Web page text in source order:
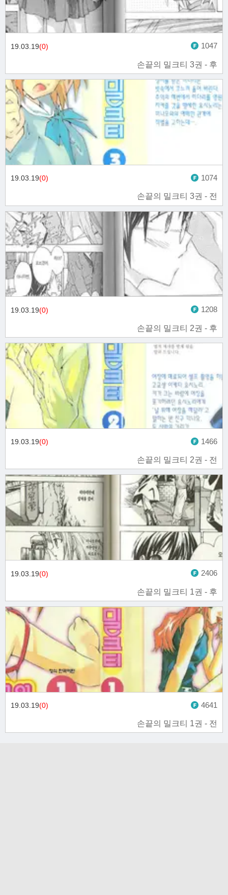
손끝의 밀크티 3권 - 후
19.03.19(0) 1047
손끝의 밀크티 3권 - 전
19.03.19(0) 1074
손끝의 밀크티 2권 - 후
19.03.19(0) 1208
손끝의 밀크티 2권 - 전
19.03.19(0) 1466
손끝의 밀크티 1권 - 후
19.03.19(0) 2406
손끝의 밀크티 1권 - 전
19.03.19(0) 4641